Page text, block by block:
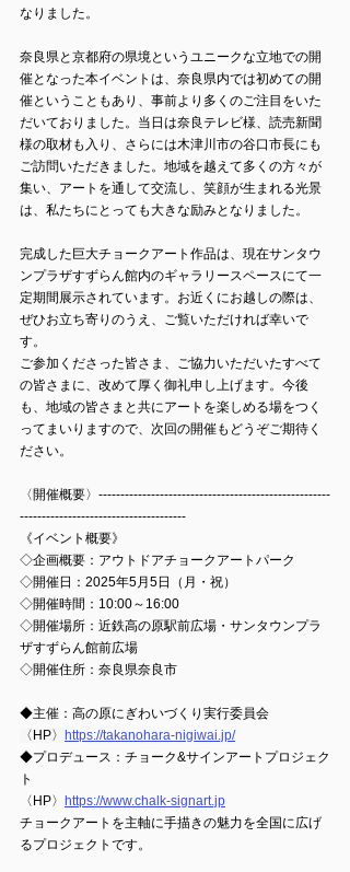
なりました。
奈良県と京都府の県境というユニークな立地での開
催となった本イベントは、奈良県内では初めての開
催ということもあり、事前より多くのご注目をいた
だいておりました。当日は奈良テレビ様、読売新聞
様の取材も入り、さらには木津川市の谷口市長にも
ご訪問いただきました。地域を越えて多くの方々が
集い、アートを通して交流し、笑顔が生まれる光景
は、私たちにとっても大きな励みとなりました。
完成した巨大チョークアート作品は、現在サンタウ
ンプラザすずらん館内のギャラリースペースにて一
定期間展示されています。お近くにお越しの際は、
ぜひお立ち寄りのうえ、ご覧いただければ幸いで
す。
ご参加くださった皆さま、ご協力いただいたすべて
の皆さまに、改めて厚く御礼申し上げます。今後
も、地域の皆さまと共にアートを楽しめる場をつく
ってまいりますので、次回の開催もどうぞご期待く
ださい。
〈開催概要〉-----------------------------------------------------
--------------------------------------
《イベント概要》
◇企画概要：アウトドアチョークアートパーク
◇開催日：2025年5月5日（月・祝）
◇開催時間：10:00～16:00
◇開催場所：近鉄高の原駅前広場・サンタウンプラ
ザすずらん館前広場
◇開催住所：奈良県奈良市
◆主催：高の原にぎわいづくり実行委員会
〈HP〉
https://takanohara-nigiwai.jp/
◆プロデュース：チョーク&サインアートプロジェク
ト
〈HP〉
https://www.chalk-signart.jp
チョークアートを主軸に手描きの魅力を全国に広げ
るプロジェクトです。